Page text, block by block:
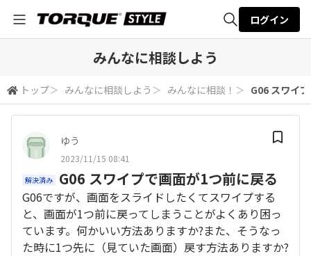
検索
ログイン
みんなに相談しよう
トップ＞ みんなに相談しよう ＞ みんなに相談！ ＞ G06 スワイ
ゆう
2023/11/15 08:41
解決済み G06 スワイプで画面が1つ前に戻る
G06ですが、画面をスライドしたくてスワイプする
と、画面が1つ前に戻ってしまうことがよくあり困っ
ています。何かいい方法ありますか?また、そうなっ
た時に1つ先に（見ていた画面）戻す方法ありますか?